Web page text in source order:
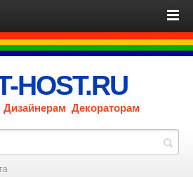
HOST.RU
Декораторам